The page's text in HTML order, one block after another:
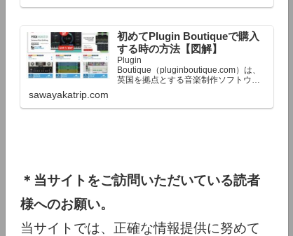
定額以上のお金を出して何かを購入す
終了予定日：日本時間：6/1（月…
初めてPlugin Boutiqueで購入
する時の方法【図解】
Plugin
Boutique（pluginboutique.com）は、
英国を拠点とする音楽制作ソフトウェ
で、世界中のミュージシャンに利用さ
sawayakatrip.com
＊当サイトをご訪問いただいている読者
様へのお願い。
当サイトでは、正確な情報提供に努めて